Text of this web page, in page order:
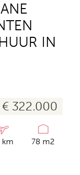
IN
€ 322.000
km 78 m2